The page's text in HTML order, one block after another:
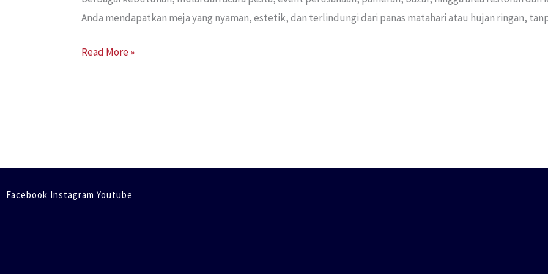
Anda mendapatkan meja yang nyaman, estetik, dan terlindungi dari panas matahari atau hujan ringan,
Read More »
Facebook Instagram Youtube